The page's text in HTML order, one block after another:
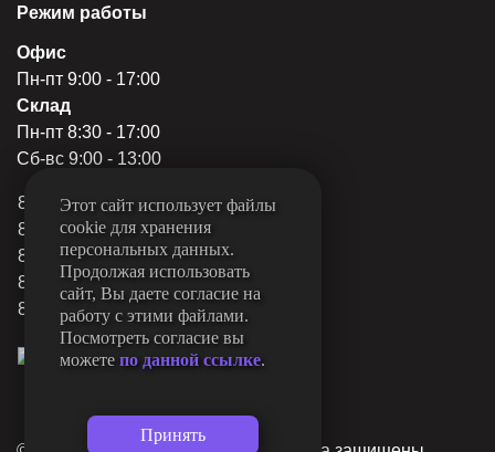
Режим работы
Офис
Пн-пт 9:00 - 17:00
Склад
Пн-пт 8:30 - 17:00
Сб-вс 9:00 - 13:00
8 (844) 249-22-78
8 (844) 249-22-79
8 (844) 249-31-80
8 (962) 760-15-11
8 (927) 510-15-11
Этот сайт использует файлы
cookie для хранения
персональных данных.
Продолжая использовать
сайт, Вы даете согласие на
работу с этими файлами.
Посмотреть согласие вы
можетепо данной ссылке.